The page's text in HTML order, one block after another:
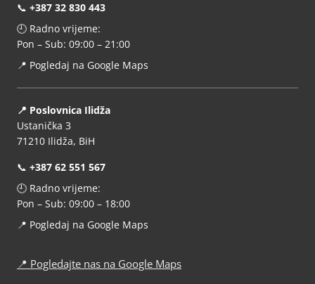
📞 +387 32 830 443
🕘 Radno vrijeme:
Pon – Sub: 09:00 – 21:00
📍 Pogledaj na Google Maps
📍 Poslovnica Ilidža
Ustanička 3
71210 Ilidža, BiH
📞 +387 62 551 567
🕘 Radno vrijeme:
Pon – Sub: 09:00 – 18:00
📍 Pogledaj na Google Maps
📍 Pogledajte nas na Google Maps